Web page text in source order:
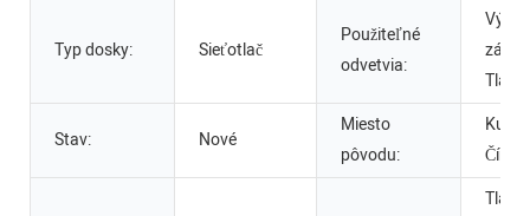
Typ dosky: Sieťotlač
Použiteľné
odvetvia:
Stav: Nové
Miesto
pôvodu:
Čína